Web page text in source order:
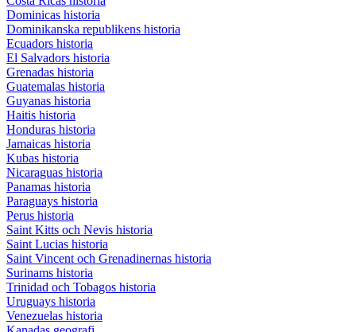
Dominicas historia
Dominikanska republikens historia
Ecuadors historia
El Salvadors historia
Grenadas historia
Guatemalas historia
Guyanas historia
Haitis historia
Honduras historia
Jamaicas historia
Kubas historia
Nicaraguas historia
Panamas historia
Paraguays historia
Perus historia
Saint Kitts och Nevis historia
Saint Lucias historia
Saint Vincent och Grenadinernas historia
Surinams historia
Trinidad och Tobagos historia
Uruguays historia
Venezuelas historia